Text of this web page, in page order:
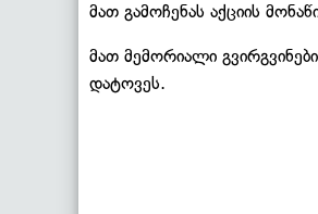
მათ გამოჩენას აქციის
მათ მემორიალი
დატოვეს.